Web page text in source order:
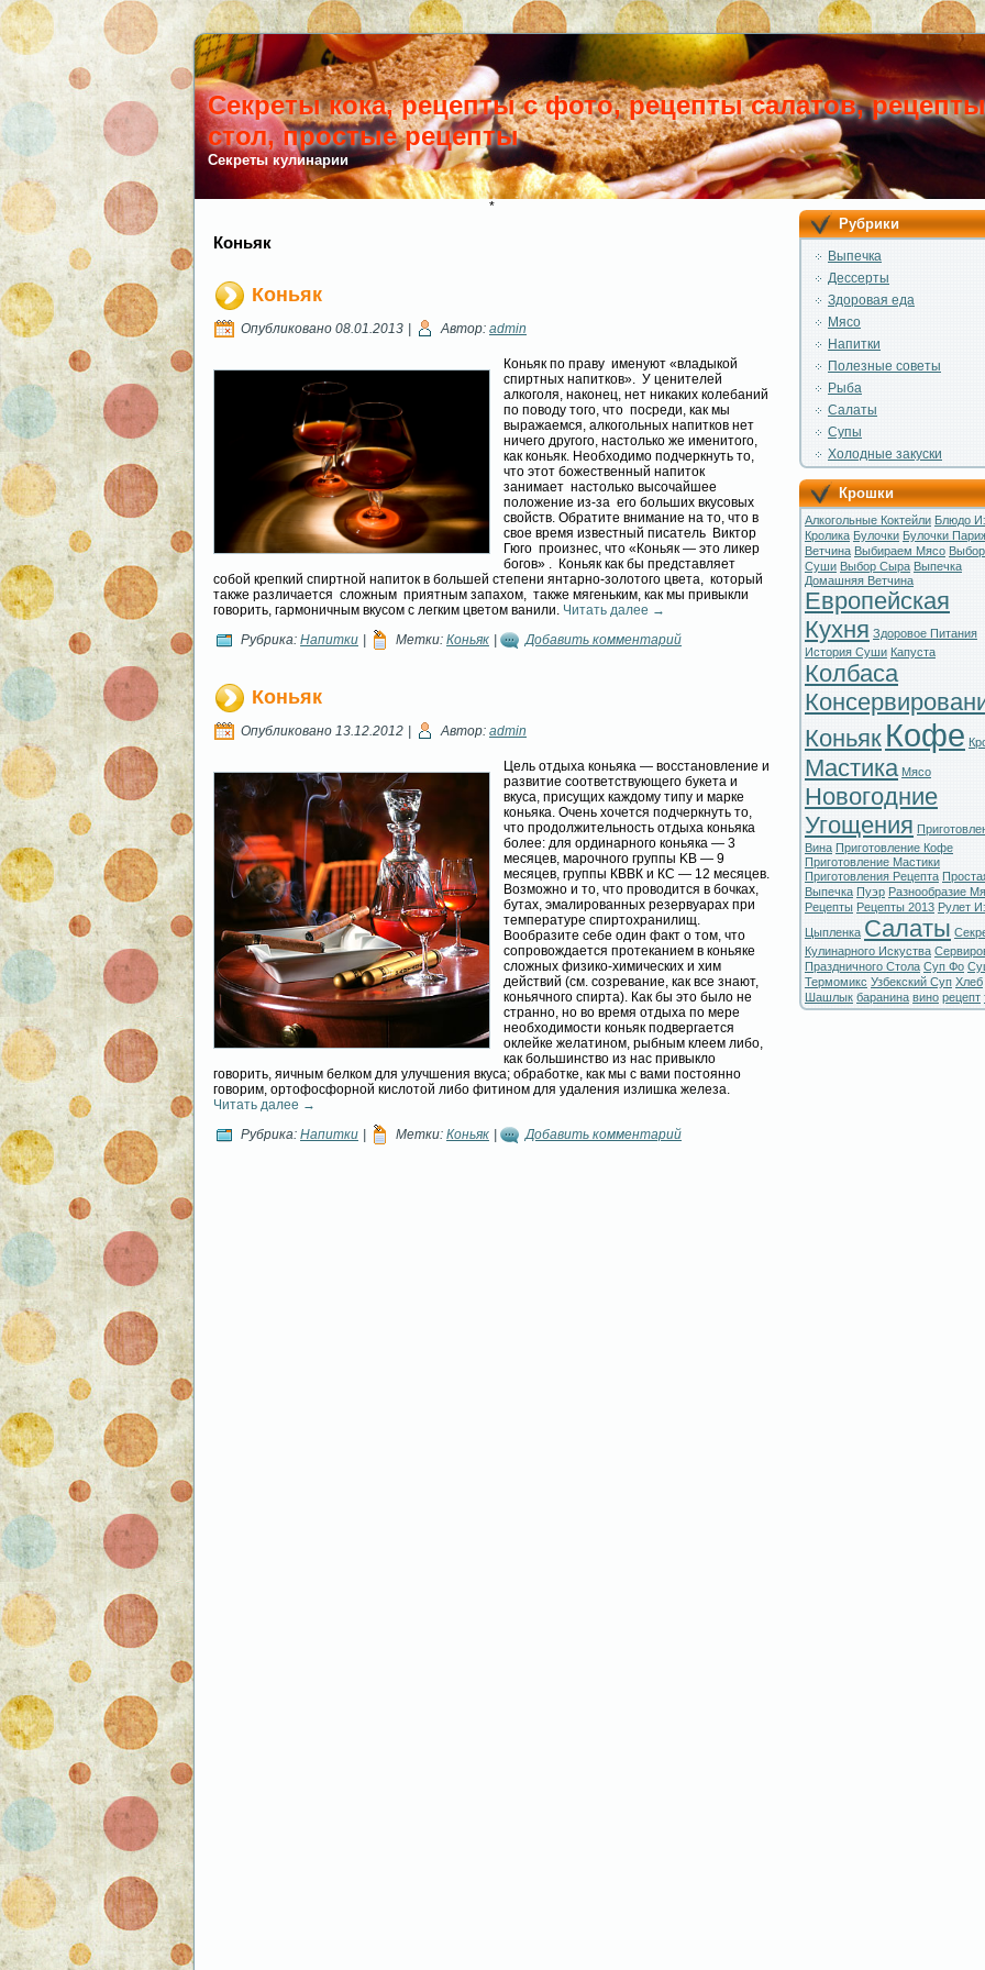
Секреты кока, рецепты с фото, рецепты салатов,
стол, простые рецепты
Секреты кулинарии
*
Коньяк
Коньяк
Опубликовано 08.01.2013 Автор: admin
Коньяк по праву именуют «владыкой
спиртных напитков». У ценителей
алкоголя, наконец, нет никаких колебаний
по поводу того, что посреди, как мы
выражаемся, алкогольных напитков нет
ничего другого, настолько же именитого,
как коньяк. Необходимо подчеркнуть то,
что этот божественный напиток
занимает настолько высочайшее
положение из-за его больших вкусовых
свойств. Обратите внимание на то, что в
свое время известный писатель Виктор
Гюго произнес, что «Коньяк — это ликер
богов» . Коньяк как бы представляет
собой крепкий спиртной напиток в большей степени янтарно-золотого цвета, который
также различается сложным приятным запахом, также мягеньким, как мы привыкли
говорить, гармоничным вкусом с легким цветом ванили. Читать далее →
Рубрика: Напитки Метки: Коньяк Добавить комментарий
Коньяк
Опубликовано 13.12.2012 Автор: admin
Цель отдыха коньяка — восстановление и
развитие соответствующего букета и
вкуса, присущих каждому типу и марке
коньяка. Очень хочется подчеркнуть то,
что продолжительность отдыха коньяка
более: для ординарного коньяка — 3
месяцев, марочного группы KB — 9
месяцев, группы КВВК и КС — 12 месяцев.
Возможно и то, что проводится в бочках,
бутах, эмалированных резервуарах при
температуре спиртохранилищ.
Вообразите себе один факт о том, что
сопровождается протеканием в коньяке
сложных физико-химических и хим
действий (см. созревание, как все знают,
коньячного спирта). Как бы это было не
странно, но во время отдыха по мере
необходимости коньяк подвергается
оклейке желатином, рыбным клеем либо,
как большинство из нас привыкло
говорить, яичным белком для улучшения вкуса; обработке, как мы с вами постоянно
говорим, ортофосфорной кислотой либо фитином для удаления излишка железа.
Читать далее →
Рубрика: Напитки Метки: Коньяк Добавить комментарий
Рубрики
Выпечка
Дессерты
Здоровая еда
Мясо
Напитки
Полезные советы
Рыба
Салаты
Супы
Холодные закуски
Крошки
Алкогольные Коктейли Блюдо
Кролика Булочки Булочки
Ветчина Выбираем Мясо Выбор
Суши Выбор Сыра Выпечка
Домашняя Ветчина
Европейская
Кухня Здоровое Питания
История Суши Капуста
Колбаса
Коньяк Кофе
Мастика Мясо
Новогодние
Угощения
Вина Приготовление Кофе
Приготовление Мастики
Приготовления Рецепта
Выпечка Пуэр Разнообразие
Рецепты Рецепты 2013 Рулет
Цыпленка Салаты
Кулинарного Искуства
Праздничного Стола Суп Фо
Термомикс Узбекский Суп Хлеб
Шашлык баранина вино рецепт